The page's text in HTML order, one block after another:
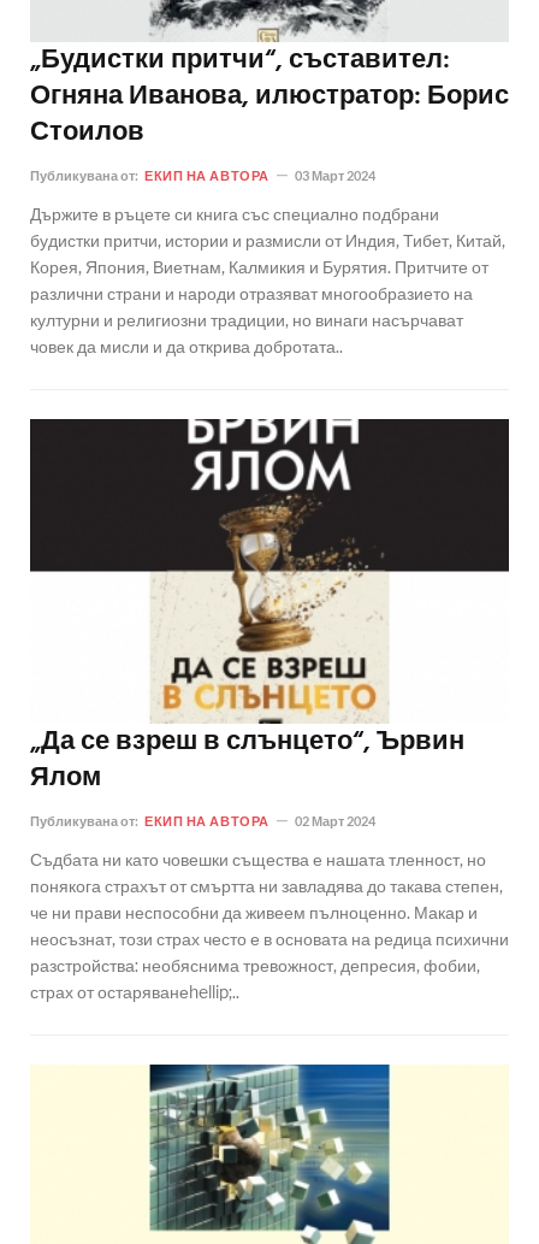
„Будистки притчи“, съставител:
Огняна Иванова, илюстратор: Борис
Стоилов
Публикувана от: ЕКИП НА АВТОРА 03 Март 2024
Държите в ръцете си книга със специално подбрани
будистки притчи, истории и размисли от Индия, Тибет, Китай,
Корея, Япония, Виетнам, Калмикия и Бурятия. Притчите от
различни страни и народи отразяват многообразието на
културни и религиозни традиции, но винаги насърчават
човек да мисли и да открива добротата..
„Да се взреш в слънцето“, Ървин
Ялом
Публикувана от: ЕКИП НА АВТОРА 02 Март 2024
Съдбата ни като човешки същества е нашата тленност, но
понякога страхът от смъртта ни завладява до такава степен,
че ни прави неспособни да живеем пълноценно. Макар и
неосъзнат, този страх често е в основата на редица психични
разстройства: необяснима тревожност, депресия, фобии,
страх от остаряванеhellip;..